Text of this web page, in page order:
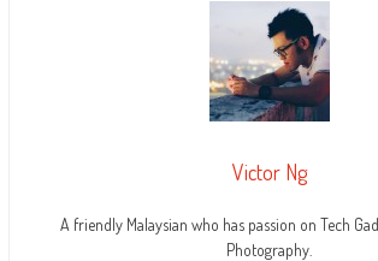
Victor Ng
A friendly Malaysian who has passion on Tech
Photography.